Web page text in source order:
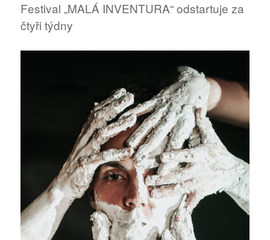
blíží
Festival „MALÁ INVENTURA“ odstartuje za
čtyři týdny